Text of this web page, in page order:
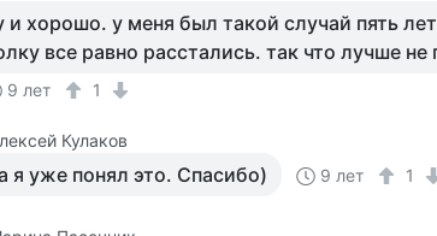
и хорошо. у меня был такой случай пять
все равно расстались. так что лучше не
9 лет 1
Кулаков
я уже понял это. Спасибо) 9 лет 1